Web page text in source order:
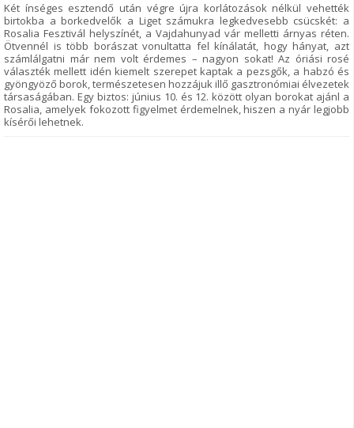
Két ínséges esztendő után végre újra korlátozások nélkül vehették
birtokba a borkedvelők a Liget számukra legkedvesebb csücskét: a
Rosalia Fesztivál helyszínét, a Vajdahunyad vár melletti árnyas réten.
Ötvennél is több borászat vonultatta fel kínálatát, hogy hányat, azt
számlálgatni már nem volt érdemes – nagyon sokat! Az óriási rosé
választék mellett idén kiemelt szerepet kaptak a pezsgők, a habzó és
gyöngyöző borok, természetesen hozzájuk illő gasztronómiai élvezetek
társaságában. Egy biztos: június 10. és 12. között olyan borokat ajánl a
Rosalia, amelyek fokozott figyelmet érdemelnek, hiszen a nyár legjobb
kísérői lehetnek.